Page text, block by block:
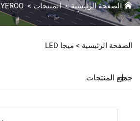
الصفحة الرئيسية>المنتجات>YEROO تك
الصفحة الرئيسية > ميجا LED
جميع المنتجات